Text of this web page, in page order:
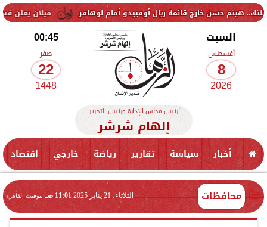
ميلان يعلن فسخ عقد حسن خارج قائمة ريال أوفييدو أمام لوهافر
السبت
أغسطس
8
2026
00:45
صفر
22
1448
رئيس مجلس الإدارة ورئيس التحرير
إلهام شرشر
أخبار سياسة تقارير رياضة خارجي اقتصاد
محافظات الثلاثاء، 21 يناير 2025 11:01 صـ بتوقيت القاهرة